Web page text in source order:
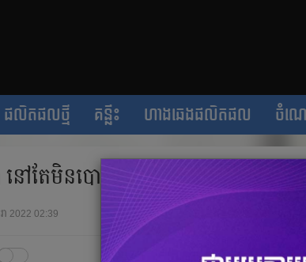
ផលិតផលថ្មី គន្លឹះ ហាងឆេងផលិតផល ចំណ
នៅតែមិនបោះបង់ Bixby ដោយបន្តចេញ
2022 02:39